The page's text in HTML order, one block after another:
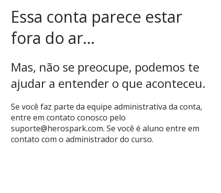
Essa conta parece estar
fora do ar...
Mas, não se preocupe, podemos te
ajudar a entender o que aconteceu.
Se você faz parte da equipe administrativa da conta,
entre em contato conosco pelo
suporte@herospark.com. Se você é aluno entre em
contato com o administrador do curso.